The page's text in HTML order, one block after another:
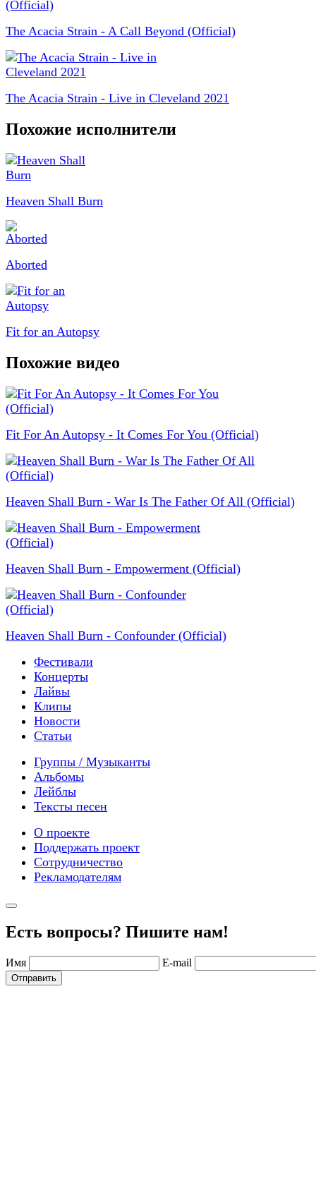
The Acacia Strain - A Call Beyond (Official)
The Acacia Strain - Live in Cleveland 2021
Похожие исполнители
Heaven Shall Burn
Aborted
Fit for an Autopsy
Похожие видео
Fit For An Autopsy - It Comes For You (Official)
Heaven Shall Burn - War Is The Father Of All (Official)
Heaven Shall Burn - Empowerment (Official)
Heaven Shall Burn - Confounder (Official)
Фестивали
Концерты
Лайвы
Клипы
Новости
Статьи
Группы / Музыканты
Альбомы
Лейблы
Тексты песен
О проекте
Поддержать проект
Сотрудничество
Рекламодателям
Есть вопросы? Пишите нам!
Имя E-mail